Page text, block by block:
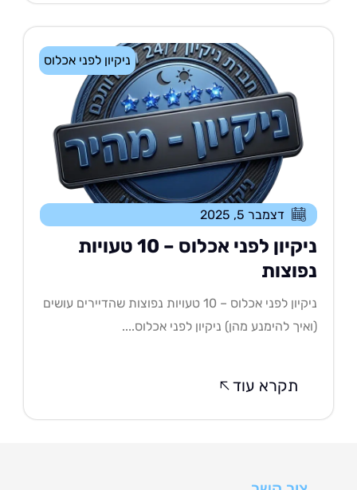
ניקיון לפני אכלוס
דצמבר 5, 2025
ניקיון לפני אכלוס – 10 טעויות
ניקיון לפני אכלוס – 10 טעויות נפוצות שהדיירים עושים
להימנע מהן) ניקיון לפני אכלוס....
תקרא עוד